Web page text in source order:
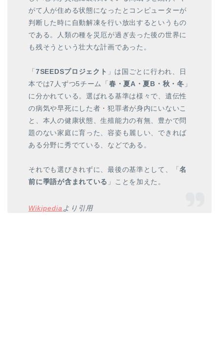
がて人が住める状態になったとコンピューターが
判断した時に自動解凍を行い放出するというもの
である。人類の種を災厄が過ぎ去った後の世界に
も残そうという壮大な計画であった。
「 7SEEDSプロジェクト 」は国ごとに行われ、日
本では7人ずつ5チーム「 春・夏A・夏B・秋・冬 」
に分かれている。選ばれる基準は様々で、遺伝性
の病気や早死にした者・犯罪者が身内にいないこ
と、本人の健康状態、生殖能力の有無、豊かで問
題のない家庭に育った、容姿も麗しい、できれば
ある分野に秀でている、などである。
それでも選びきれずに、最後の基準として、「名
前に季語が含まれている 」ことを加えた。
Wikipedia より引用